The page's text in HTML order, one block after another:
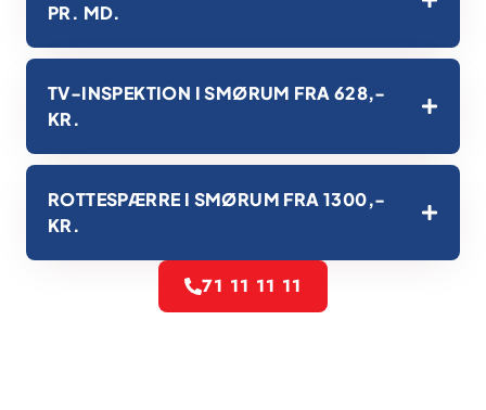
PR. MD.
TV-INSPEKTION I SMØRUM FRA 628,-
KR.
ROTTESPÆRRE I SMØRUM FRA 1300,-
KR.
71 11 11 11